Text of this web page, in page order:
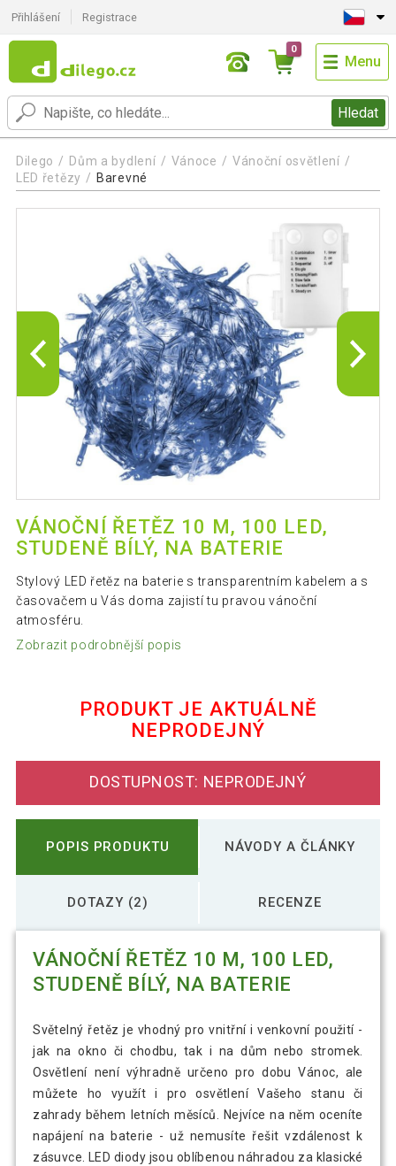
Přihlášení Registrace
Hledat
0
Menu
Dilego Dům a bydlení Vánoce
Vánoční osvětlení
LED řetězy
Barevné
VÁNOČNÍ ŘETĚZ 10 M, 100 LED,
STUDENĚ BÍLÝ, NA BATERIE
Stylový LED řetěz na baterie s transparentním kabelem a s
časovačem u Vás doma zajistí tu pravou vánoční
atmosféru.
Zobrazit podrobnější popis
PRODUKT JE AKTUÁLNĚ
NEPRODEJNÝ
DOSTUPNOST: NEPRODEJNÝ
POPIS PRODUKTU NÁVODY A ČLÁNKY
DOTAZY (2) RECENZE
VÁNOČNÍ ŘETĚZ 10 M, 100 LED,
STUDENĚ BÍLÝ, NA BATERIE
Světelný řetěz je vhodný pro vnitřní i venkovní použití -
jak na okno či chodbu, tak i na dům nebo stromek.
Osvětlení není výhradně určeno pro dobu Vánoc, ale
můžete ho využít i pro osvětlení Vašeho stanu či
zahrady během letních měsíců. Nejvíce na něm oceníte
napájení na baterie - už nemusíte řešit vzdálenost k
zásuvce. LED diody jsou oblíbenou náhradou za klasické